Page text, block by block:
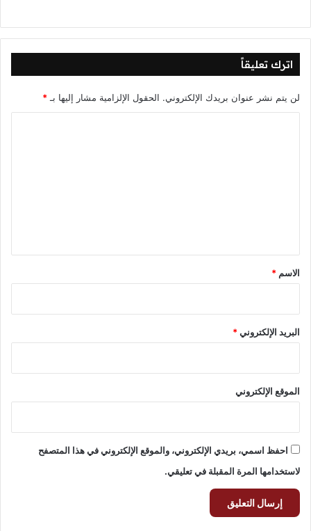
اترك تعليقاً
لن يتم نشر عنوان بريدك الإلكتروني. الحقول الإلزامية مشار إليها بـ*
*
الاسم *
البريد الإلكتروني*
الموقع الإلكتروني
احفظ اسمي، بريدي الإلكتروني، والموقع الإلكتروني في هذا المتصفح
لاستخدامها المرة المقبلة في تعليقي.